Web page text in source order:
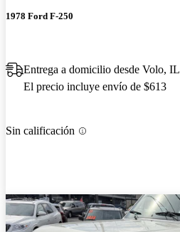
1978 Ford F-250
Entrega a domicilio desde Volo, IL
El precio incluye envío de $613
Sin calificación